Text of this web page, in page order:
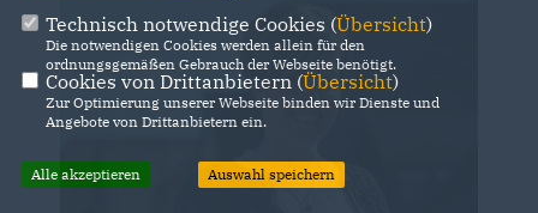
Technisch notwendige Cookies (Übersicht)
Die notwendigen Cookies werden allein für den
ordnungsgemäßen Gebrauch der Webseite benötigt.
Cookies von Drittanbietern (Übersicht)
Zur Optimierung unserer Webseite binden wir Dienste und
Angebote von Drittanbietern ein.
Alle akzeptieren Auswahl speichern